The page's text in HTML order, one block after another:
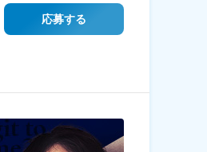
応募する